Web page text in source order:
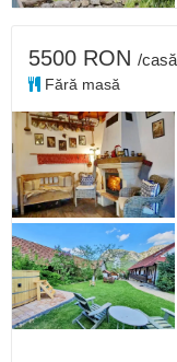
5500 RON /casă
Fără masă